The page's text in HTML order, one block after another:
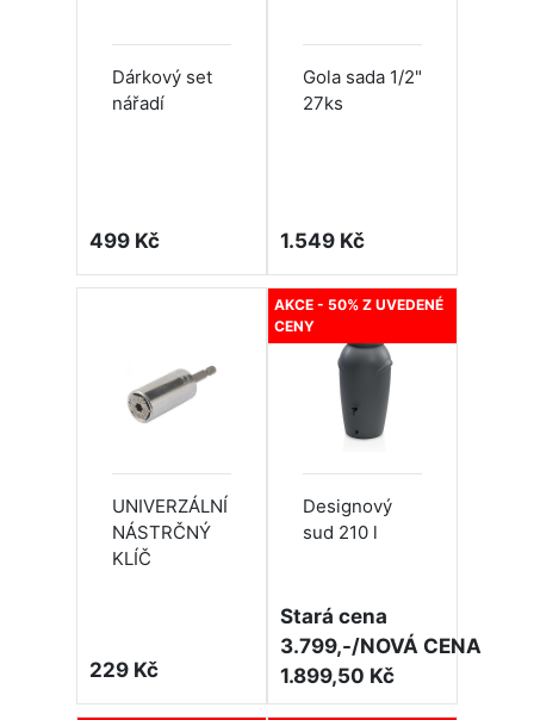
Dárkový set
nářadí
499 Kč
Gola sada 1/2"
27ks
1.549 Kč
UNIVERZÁLNÍ
NÁSTRČNÝ
KLÍČ
229 Kč
AKCE - 50% Z UVEDENÉ
CENY
Designový
sud 210 l
Stará cena
3.799,-/NOVÁ CENA
1.899,50 Kč